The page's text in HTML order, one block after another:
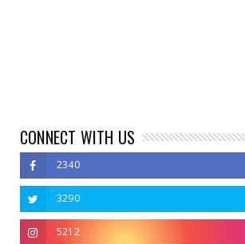
CONNECT WITH US
2340
3290
5212